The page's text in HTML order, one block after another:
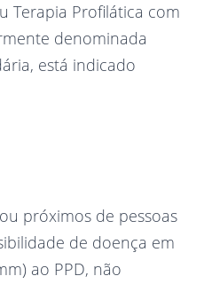
Terapia Profilática com
denominada
está indicado
próximos de pessoas
de doença em
ao PPD, não